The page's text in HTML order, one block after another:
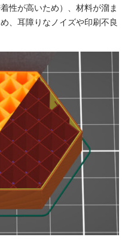
性が高いため）、材料が溜ま
、耳障りなノイズや印刷不良